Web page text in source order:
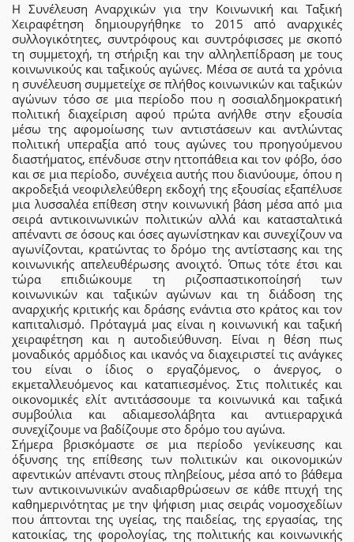
Η Συνέλευση Αναρχικών για την Κοινωνική και Ταξική
Χειραφέτηση δημιουργήθηκε το 2015 από αναρχικές
συλλογικότητες, συντρόφους και συντρόφισσες με σκοπό
τη συμμετοχή, τη στήριξη και την αλληλεπίδραση με τους
κοινωνικούς και ταξικούς αγώνες. Μέσα σε αυτά τα χρόνια
η συνέλευση συμμετείχε σε πλήθος κοινωνικών και ταξικών
αγώνων τόσο σε μια περίοδο που η σοσιαλδημοκρατική
πολιτική διαχείριση αφού πρώτα ανήλθε στην εξουσία
μέσω της αφομοίωσης των αντιστάσεων και αντλώντας
πολιτική υπεραξία από τους αγώνες του προηγούμενου
διαστήματος, επένδυσε στην ηττοπάθεια και τον φόβο, όσο
και σε μια περίοδο, συνέχεια αυτής που διανύουμε, όπου η
ακροδεξιά νεοφιλελεύθερη εκδοχή της εξουσίας εξαπέλυσε
μια λυσσαλέα επίθεση στην κοινωνική βάση μέσα από μια
σειρά αντικοινωνικών πολιτικών αλλά και κατασταλτικά
απέναντι σε όσους και όσες αγωνίστηκαν και συνεχίζουν να
αγωνίζονται, κρατώντας το δρόμο της αντίστασης και της
κοινωνικής απελευθέρωσης ανοιχτό. Όπως τότε έτσι και
τώρα επιδιώκουμε τη ριζοσπαστικοποίησή των
κοινωνικών και ταξικών αγώνων και τη διάδοση της
αναρχικής κριτικής και δράσης ενάντια στο κράτος και τον
καπιταλισμό. Πρόταγμά μας είναι η κοινωνική και ταξική
χειραφέτηση και η αυτοδιεύθυνση. Είναι η θέση πως
μοναδικός αρμόδιος και ικανός να διαχειριστεί τις ανάγκες
του είναι ο ίδιος ο εργαζόμενος, ο άνεργος, ο
εκμεταλλευόμενος και καταπιεσμένος. Στις πολιτικές και
οικονομικές ελίτ αντιτάσσουμε τα κοινωνικά και ταξικά
συμβούλια και αδιαμεσολάβητα και αντιιεραρχικά
συνεχίζουμε να βαδίζουμε στο δρόμο του αγώνα.
Σήμερα βρισκόμαστε σε μια περίοδο γενίκευσης και
όξυνσης της επίθεσης των πολιτικών και οικονομικών
αφεντικών απέναντι στους πληβείους, μέσα από το βάθεμα
των αντικοινωνικών αναδιαρθρώσεων σε κάθε πτυχή της
καθημερινότητας με την ψήφιση μιας σειράς νομοσχεδίων
που άπτονται της υγείας, της παιδείας, της εργασίας, της
κατοικίας, της φορολογίας, της πολιτικής και κοινωνικής